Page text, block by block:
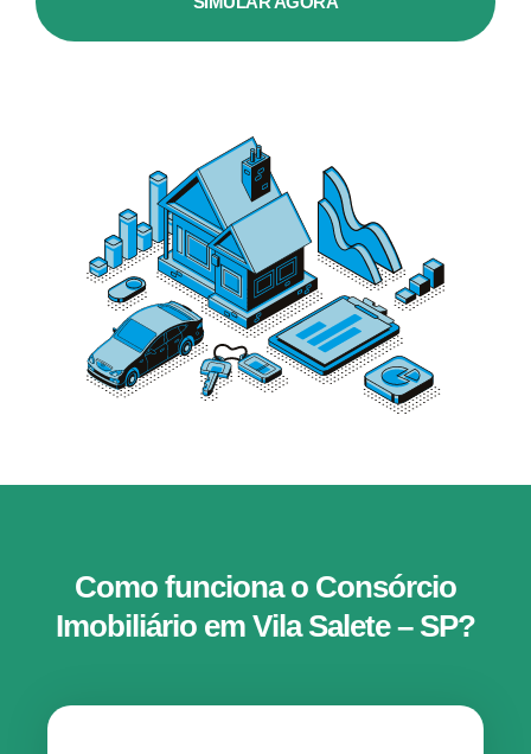
Como funciona o Consórcio
Imobiliário em Vila Salete – SP?